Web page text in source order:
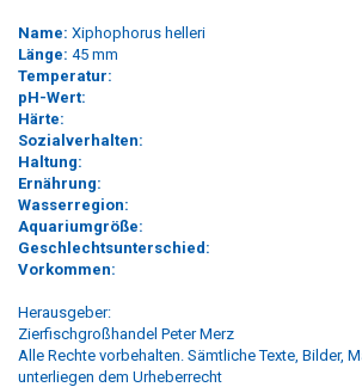
Name: Xiphophorus helleri
Länge: 45 mm
Temperatur:
pH-Wert:
Härte:
Sozialverhalten:
Haltung:
Ernährung:
Wasserregion:
Aquariumgröße:
Geschlechtsunterschied:
Vorkommen:
Herausgeber:
Zierfischgroßhandel Peter Merz
Alle Rechte vorbehalten. Sämtliche Texte, Bilder,
unterliegen dem Urheberrecht